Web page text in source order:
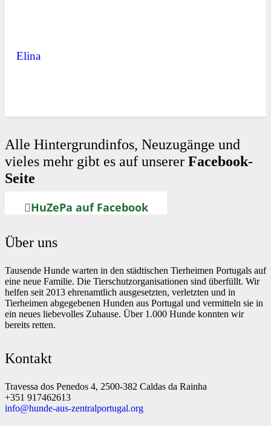
Elina
Alle Hintergrundinfos, Neuzugänge und
vieles mehr gibt es auf unserer Facebook-
Seite
HuZePa auf Facebook
Über uns
Tausende Hunde warten in den städtischen Tierheimen Portugals auf
eine neue Familie. Die Tierschutzorganisationen sind überfüllt. Wir
helfen seit 2013 ehrenamtlich ausgesetzten, verletzten und in
Tierheimen abgegebenen Hunden aus Portugal und vermitteln sie in
ein neues liebevolles Zuhause. Über 1.000 Hunde konnten wir
bereits retten.
Kontakt
Travessa dos Penedos 4, 2500-382 Caldas da Rainha
+351 917462613
info@hunde-aus-zentralportugal.org